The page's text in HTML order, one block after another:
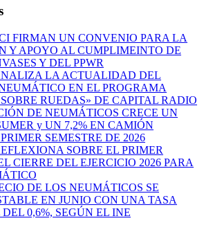
FIRMAN UN CONVENIO PARA LA
Y APOYO AL CUMPLIMEINTO DE
Y DEL PPWR
LA ACTUALIDAD DEL
EN EL PROGRAMA
RUEDAS» DE CAPITAL RADIO
DE NEUMÁTICOS CRECE UN
y UN 7,2% EN CAMIÓN
SEMESTRE DE 2026
SOBRE EL PRIMER
CIERRE DEL EJERCICIO 2026 PARA
DE LOS NEUMÁTICOS SE
EN JUNIO CON UNA TASA
0,6%, SEGÚN EL INE